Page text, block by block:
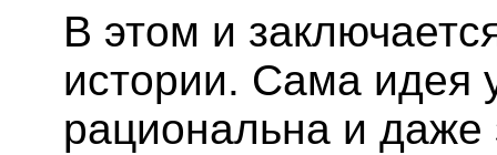
В этом и
истории. Сама идея
рациональна и даже